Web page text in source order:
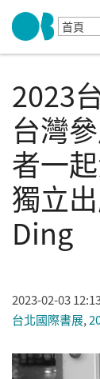
Skip to navigation
移至主內容
2023
台灣
者一
獨立
Ding
2023-02-03
台北國際書展,